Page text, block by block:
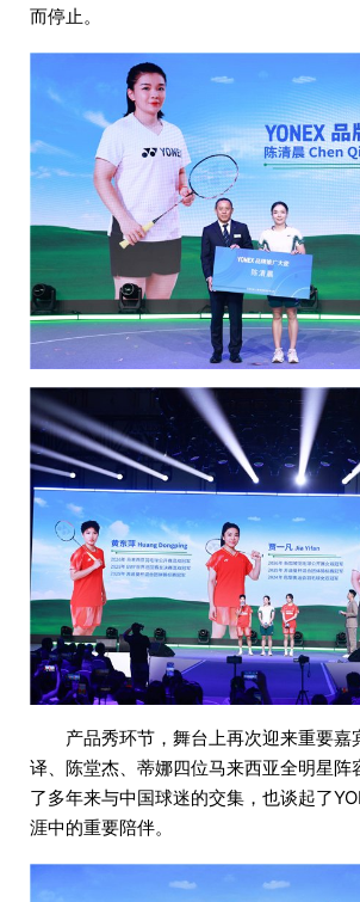
而停止。
产品秀环节，舞台上再次迎来重要嘉
译、陈堂杰、蒂娜四位马来西亚全明星阵
了多年来与中国球迷的交集，也谈起了
涯中的重要陪伴。